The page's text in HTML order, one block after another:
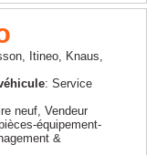
Itineo, Knaus,
: Service
neuf, Vendeur
équipement-
&